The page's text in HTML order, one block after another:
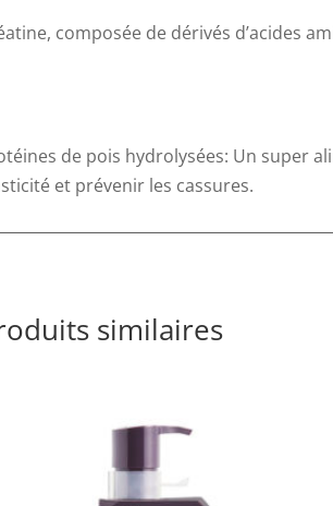
composée de dérivés d’acides
de pois hydrolysées: Un super
et prévenir les cassures.
similaires